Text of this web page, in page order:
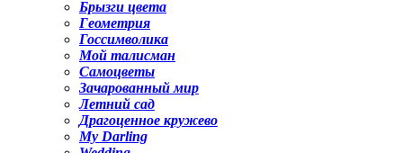
Брызги цвета
Геометрия
Госсимволика
Мой талисман
Самоцветы
Зачарованный мир
Летний сад
Драгоценное кружево
My Darling